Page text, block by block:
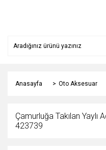
Anasayfa Oto Aksesuar
Çamurluğa Takılan Yaylı
423739